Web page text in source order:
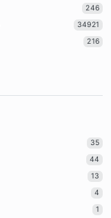
246
34921
216
35
44
13
4
1